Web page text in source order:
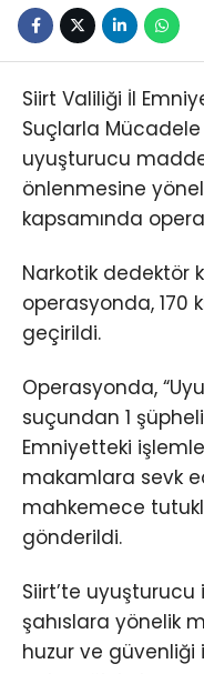
Siirt Valiliği İl
Suçlarla
uyuşturucu
önlenmesine
kapsamında
Narkotik dedektör
operasyonda, 170
geçirildi.
Operasyonda,
suçundan 1
Emniyetteki
makamlara sevk
mahkemece
gönderildi.
Siirt’te
şahıslara yönelik
huzur ve güvenliği